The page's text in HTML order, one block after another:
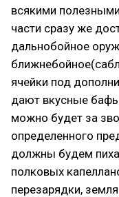
всякими
части сразу же
дальнобойное
ячейки под
дают вкусные
можно будет за
определенного
должны будем
полковых
перезарядки,